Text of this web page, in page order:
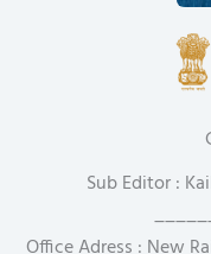
Sub Editor :